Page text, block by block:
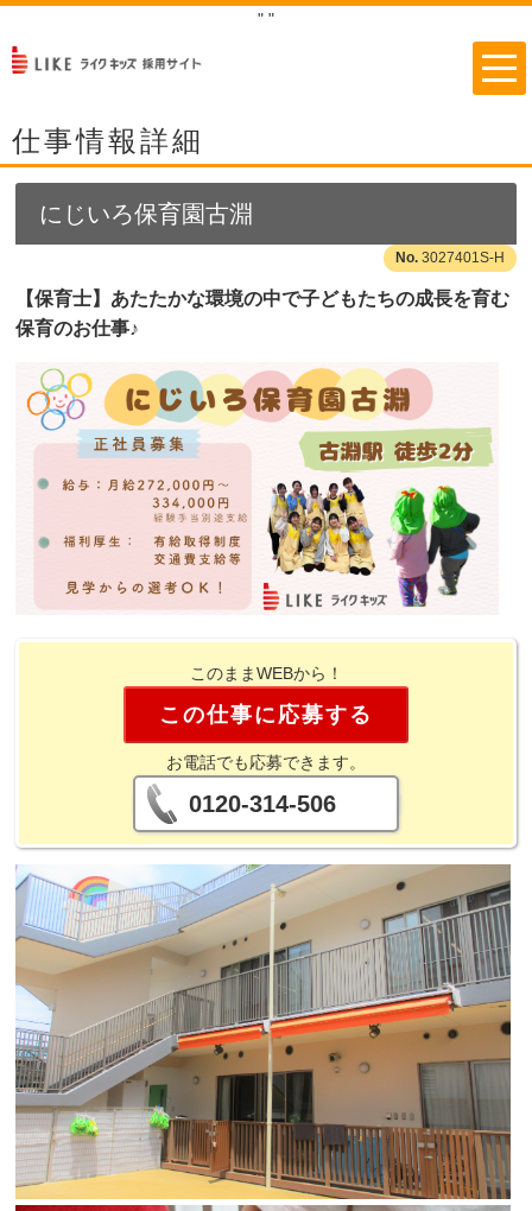
" "
仕事情報詳細
にじいろ保育園古淵
3027401S-H
【保育士】あたたかな環境の中で子どもたちの成長を育む
保育のお仕事♪
このままWEBから！
この仕事に応募する
お電話でも応募できます。
0120-314-506